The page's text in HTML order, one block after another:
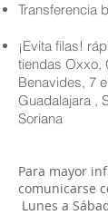
Transferencia
¡Evita filas!
tiendas Oxxo,
Benavides, 7
Guadalajara ,
Soriana
Para mayor
comunicarse
Lunes a